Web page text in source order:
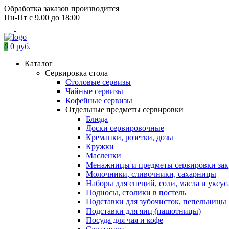
Обработка заказов производится
Пн-Пт с 9.00 до 18:00
0 0 руб.
Каталог
Сервировка стола
Столовые сервизы
Чайные сервизы
Кофейные сервизы
Отдельные предметы сервировки
Блюда
Доски сервировочные
Креманки, розетки, дозы
Кружки
Масленки
Менажницы и предметы сервировки
Молочники, сливочники, сахарницы
Наборы для специй, соли, масла и
Подносы, столики в постель
Подставки для зубочисток, пепельницы
Подставки для яиц (пашотницы)
Посуда для чая и кофе